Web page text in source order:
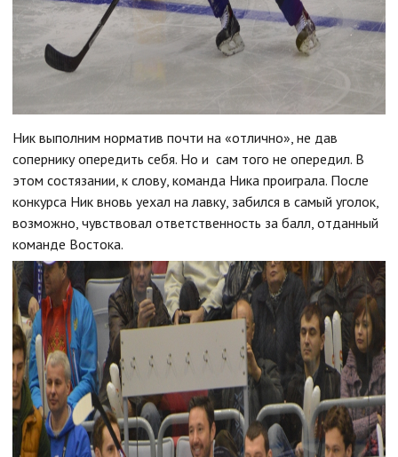
Ник выполним норматив почти на «отлично», не дав
сопернику опередить себя. Но и сам того не опередил. В
этом состязании, к слову, команда Ника проиграла. После
конкурса Ник вновь уехал на лавку, забился в самый уголок,
возможно, чувствовал ответственность за балл, отданный
команде Востока.